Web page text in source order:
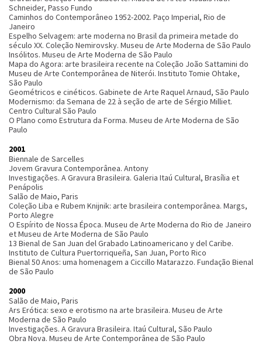
Schneider, Passo Fundo
Caminhos do Contemporâneo 1952-2002. Paço Imperial, Rio de
Janeiro
Espelho Selvagem: arte moderna no Brasil da primeira metade do
século XX. Coleção Nemirovsky. Museu de Arte Moderna de São Paulo
Insólitos. Museu de Arte Moderna de São Paulo
Mapa do Agora: arte brasileira recente na Coleção João Sattamini do
Museu de Arte Contemporânea de Niterói. Instituto Tomie Ohtake,
São Paulo
Geométricos e cinéticos. Gabinete de Arte Raquel Arnaud, São Paulo
Modernismo: da Semana de 22 à seção de arte de Sérgio Milliet.
Centro Cultural São Paulo
O Plano como Estrutura da Forma. Museu de Arte Moderna de São
Paulo
2001
Biennale de Sarcelles
Jovem Gravura Contemporânea. Antony
Investigações. A Gravura Brasileira. Galeria Itaú Cultural, Brasília et
Penápolis
Salão de Maio, Paris
Coleção Liba e Rubem Knijnik: arte brasileira contemporânea. Margs,
Porto Alegre
O Espírito de Nossa Época. Museu de Arte Moderna do Rio de Janeiro
et Museu de Arte Moderna de São Paulo
13 Bienal de San Juan del Grabado Latinoamericano y del Caribe.
Instituto de Cultura Puertorriqueña, San Juan, Porto Rico
Bienal 50 Anos: uma homenagem a Ciccillo Matarazzo. Fundação Bienal
de São Paulo
2000
Salão de Maio, Paris
Ars Erótica: sexo e erotismo na arte brasileira. Museu de Arte
Moderna de São Paulo
Investigações. A Gravura Brasileira. Itaú Cultural, São Paulo
Obra Nova. Museu de Arte Contemporânea de São Paulo